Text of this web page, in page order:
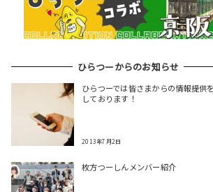
ひらつーからのお知らせ
ひらつーでは皆さまからの情報提供
しております！
2013年7月2日
枚方つーしんメンバー紹介